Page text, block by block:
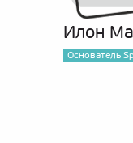
Илон
Основатель